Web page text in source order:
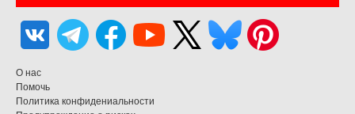
О нас
Помочь
Политика конфидениальности